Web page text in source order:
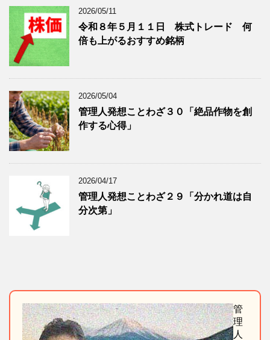
2026/05/11
令和８年５月１１日 株式トレード 何
倍も上がるおすすめ銘柄
2026/05/04
管理人発想ことわざ３０「絶品作物を創
作する心得」
2026/04/17
管理人発想ことわざ２９「分かれ道は自
分次第」
管
理
人